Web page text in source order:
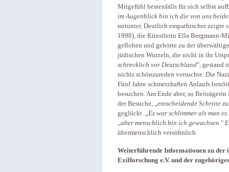
Mitgefühl bestenfalls für sich selbst
im Augenblick bin ich die von uns
mitunter. Deutlich empathischer zeigte
1998), die Künstlerin Ella Bergmann-
geflohen und gehörte zu der
jüdischen Wurzeln, die nicht in ihr
schrecklich vor Deutschland", gestand
nichts schönzureden versuchte. Die
Fünf Jahre schmerzhaften Anlaufs
besuchen. Am Ende aber, so
der Besuche, „entscheidende Schritte
geglückt. „Es war schlimmer als man
„aber menschlich bin ich gewachsen."
übermenschlich versöhnlich.
Weiterführende Informationen zu der
Exilforschung e.V. und der